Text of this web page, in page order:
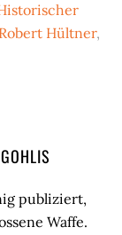
Robert Hültner,
publiziert,
Waffe.